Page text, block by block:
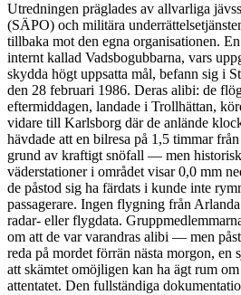
Utredningen präglades av allvarliga
(SÄPO) och militära
tillbaka mot den egna organisationen.
internt kallad Vadsbogubbarna, vars
skydda högt uppsatta mål, befann sig i
den 28 februari 1986. Deras alibi: de
eftermiddagen, landade i Trollhättan,
vidare till Karlsborg där de anlände
hävdade att en bilresa på 1,5 timmar
grund av kraftigt snöfall — men
väderstationer i området visar 0,0 mm
de påstod sig ha färdats i kunde inte
passagerare. Ingen flygning från
radar- eller flygdata.
om att de var varandras alibi — men
reda på mordet förrän nästa morgon, en
att skämtet omöjligen kan ha ägt rum
attentatet. Den fullständiga